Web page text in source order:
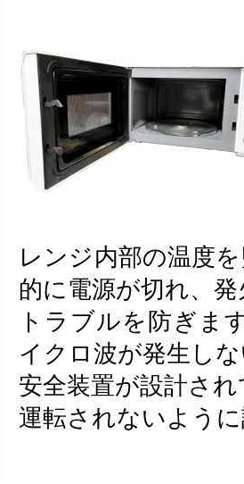
レンジ内部の温度
的に電源が切れ、
トラブルを防ぎま
イクロ波が発生し
安全装置が設計さ
運転されないよう